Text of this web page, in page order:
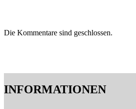
Die Kommentare sind geschlossen.
INFORMATIONEN